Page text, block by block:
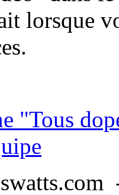
lorsque
"Tous